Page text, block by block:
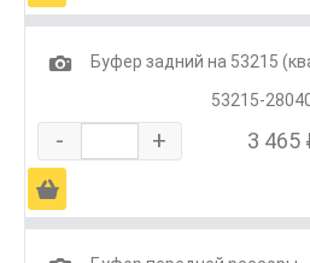
1
Буфер задний на 53215
53215-
- + 3 465
Ä